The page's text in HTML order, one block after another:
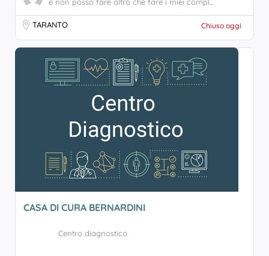
TARANTO Chiuso oggi
CASA DI CURA BERNARDINI
Centro diagnostico